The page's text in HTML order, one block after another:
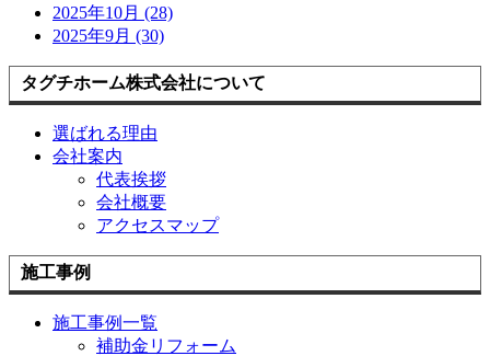
2025年10月 (28)
2025年9月 (30)
タグチホーム株式会社について
選ばれる理由
会社案内
代表挨拶
会社概要
アクセスマップ
施工事例
施工事例一覧
補助金リフォーム